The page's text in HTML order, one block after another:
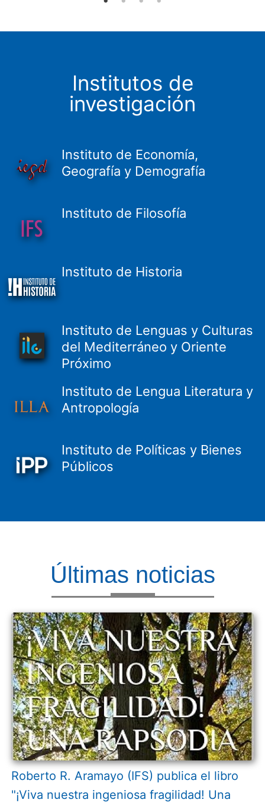
Institutos de
investigación
Instituto de Economía,
Geografía y Demografía
Instituto de Filosofía
Instituto de Historia
Instituto de Lenguas y Culturas
del Mediterráneo y Oriente
Próximo
Instituto de Lengua Literatura y
Antropología
Instituto de Políticas y Bienes
Públicos
Últimas noticias
Roberto R. Aramayo (IFS) publica el libro
"¡Viva nuestra ingeniosa fragilidad! Una